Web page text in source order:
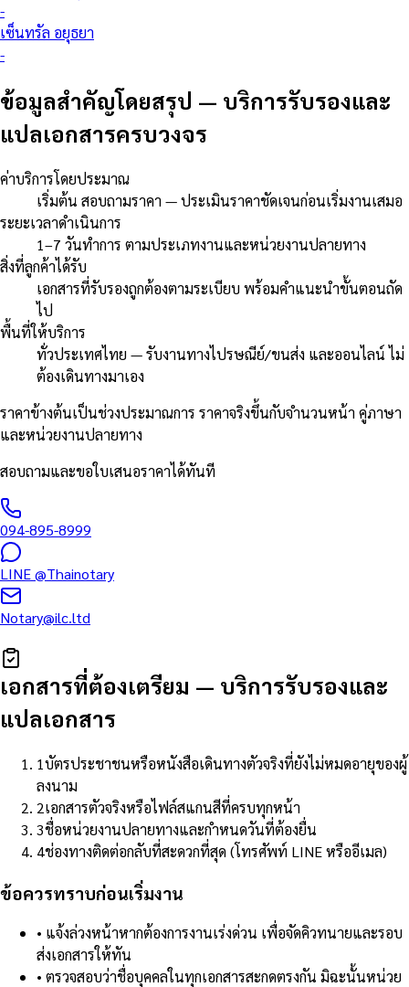
-
เซ็นทรัล อยุธยา
-
ข้อมูลสำคัญโดยสรุป — บริการรับรองและ
แปลเอกสารครบวงจร
ค่าบริการโดยประมาณ
เริ่มต้น สอบถามราคา — ประเมินราคาชัดเจนก่อนเริ่มงานเสมอ
ระยะเวลาดำเนินการ
1–7 วันทำการ ตามประเภทงานและหน่วยงานปลายทาง
สิ่งที่ลูกค้าได้รับ
เอกสารที่รับรองถูกต้องตามระเบียบ พร้อมคำแนะนำขั้นตอนถัด
ไป
พื้นที่ให้บริการ
ทั่วประเทศไทย — รับงานทางไปรษณีย์/ขนส่ง และออนไลน์ ไม่
ต้องเดินทางมาเอง
ราคาข้างต้นเป็นช่วงประมาณการ ราคาจริงขึ้นกับจำนวนหน้า คู่ภาษา
และหน่วยงานปลายทาง
สอบถามและขอใบเสนอราคาได้ทันที
094-895-8999
LINE@Thainotary
Notary@ilc.ltd
เอกสารที่ต้องเตรียม — บริการรับรองและ
แปลเอกสาร
1บัตรประชาชนหรือหนังสือเดินทางตัวจริงที่ยังไม่หมดอายุของผู้
ลงนาม
2เอกสารตัวจริงหรือไฟล์สแกนสีที่ครบทุกหน้า
3ชื่อหน่วยงานปลายทางและกำหนดวันที่ต้องยื่น
4ช่องทางติดต่อกลับที่สะดวกที่สุด (โทรศัพท์ LINE หรืออีเมล)
ข้อควรทราบก่อนเริ่มงาน
• แจ้งล่วงหน้าหากต้องการงานเร่งด่วน เพื่อจัดคิวทนายและรอบ
ส่งเอกสารให้ทัน
• ตรวจสอบว่าชื่อบุคคลในทุกเอกสารสะกดตรงกัน มิฉะนั้นหน่วย